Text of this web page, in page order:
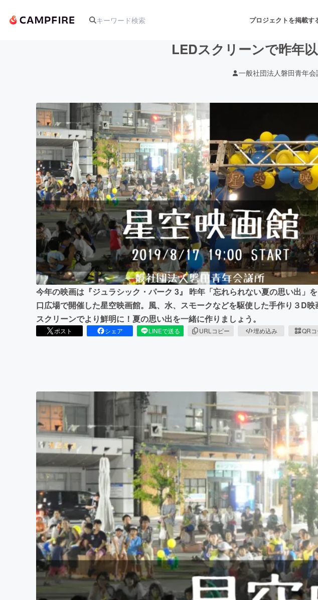
プロジェクトを掲載す
アート・写真
テクノロジー・ガジェット ゲーム・サービス開発
映像・映画 書籍・雑誌出版
ビジネス・起業 チャレンジ
まちづくり・地域活性化
CAMPFIRE for
CAMPFIREふる
LEDスクリーンで昨年
一般社団法人磐田青年会
今年の映画は『ジュラシック・パーク 3』 昨年「忘れられない夏の思い出」
口広場で開催した星空映画館。風、水、スモークなどを駆使した手作り３D
スクリーンでより鮮明に！夏の思い出を一緒に作りましょう。
ポスト シェア LINEで送る URLコピー 埋め込み QR